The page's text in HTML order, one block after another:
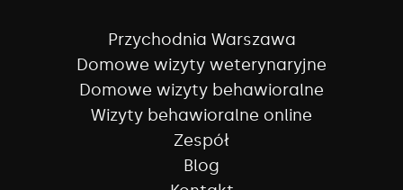
Przychodnia Warszawa
Domowe wizyty weterynaryjne
Domowe wizyty behawioralne
Wizyty behawioralne online
Zespół
Blog